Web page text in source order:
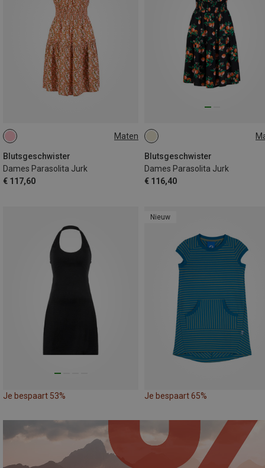
Maten
Blutsgeschwister
Dames Parasolita Jurk
€ 117,60
S
Blutsgeschwister
Dames Parasolita Jurk
€ 116,40
XS
Je bespaart 53%
Nieuw
Je bespaart 65%